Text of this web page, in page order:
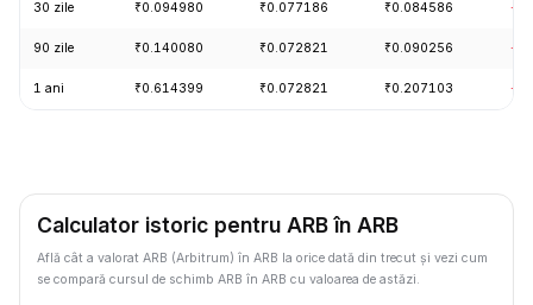
30 zile ₹0.094980 ₹0.077186 ₹0.084586 -
90 zile ₹0.140080 ₹0.072821 ₹0.090256 -
1 ani ₹0.614399 ₹0.072821 ₹0.207103 -
Calculator istoric pentru ARB în ARB
Află cât a valorat ARB (Arbitrum) în ARB la orice dată din trecut și vezi cum
se compară cursul de schimb ARB în ARB cu valoarea de astăzi.